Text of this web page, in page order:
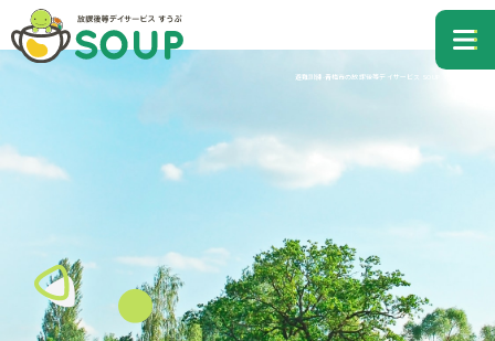
避難訓練-青梅市の放課後等デイサービス SOUP（すうぷ）